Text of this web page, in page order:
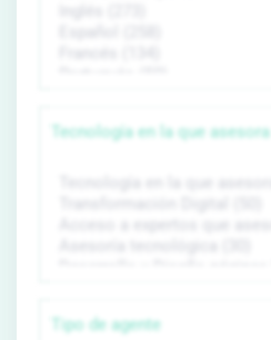
Tecnología en la que asesora
Tipo de agente